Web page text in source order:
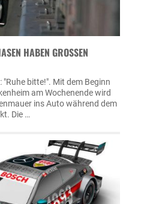
HABEN GROSSEN N
bitte!". Mit dem Beginn
am Wochenende wird
ins Auto während dem
Die …